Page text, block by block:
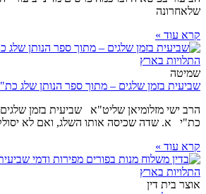
שלאחרונה
קרא עוד »
שמיטה
שביעית בזמן שלגים – מתוך ספר הנותן שלג
הרב ישי מזלומיאן שליט"א שביעית בזמן
כת"י א. שדה שכיסה אותו השלג, ואם לא יסולק
קרא עוד »
אוצר בית דין